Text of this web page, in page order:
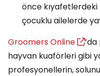
önce
çocuklu ailelerde
Groomers Online
hayvan kuaförleri gibi
profesyonellerin,